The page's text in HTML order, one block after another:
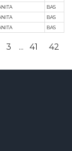
BAS
BAS
BAS
3 ... 41 42